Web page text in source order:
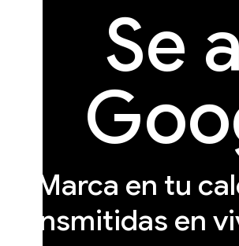
Se
Marca en tu
transmitidas en